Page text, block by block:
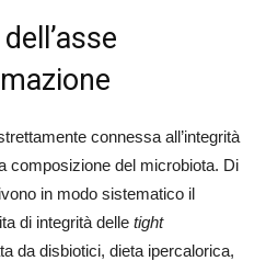
connessa all’integrità
composizione del microbiota. Di
in modo sistematico il
di integrità delle tight
da disbiotici, dieta ipercalorica,